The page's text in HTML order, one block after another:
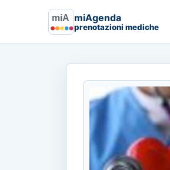
miAgenda
prenotazioni mediche